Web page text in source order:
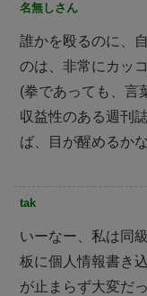
名無しさん
誰かを殴るのに、
のは、非常にカッコ
(拳であっても、言
収益性のある週刊
ば、目が醒めるかな
tak
いーなー、私は同
板に個人情報書き
が止まらず大変だ